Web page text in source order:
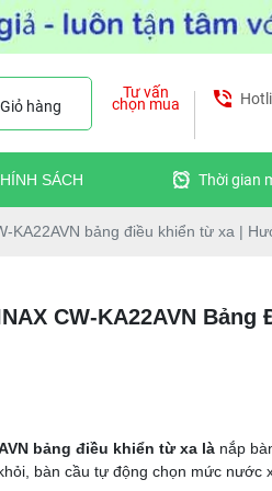
Giỏ hàng
Tư vấn
chọn mua
SÁCH Thời gian
KA22AVN bảng điều khiển từ xa |
CW-KA22AVN Bảng
bảng điều khiển từ xa là nắp
bàn cầu tự động chọn mức nước